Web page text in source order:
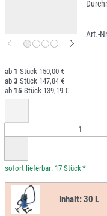
1
150,00 €
3
147,84 €
15
139,19 €
*
Inhalt:30 L